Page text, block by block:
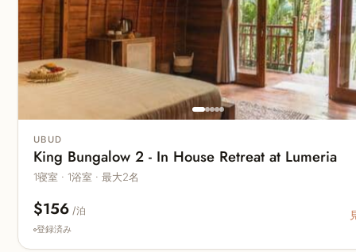
UBUD
King Bungalow 2 - In House Retreat at Lumeria
1寝室 · 1浴室 · 最大2名
$156 /泊
登録済み